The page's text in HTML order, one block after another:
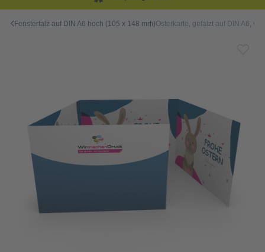
Fensterfalz auf DIN A6 hoch (105 x 148 mm)Osterkarte, gefalzt auf DIN A6,